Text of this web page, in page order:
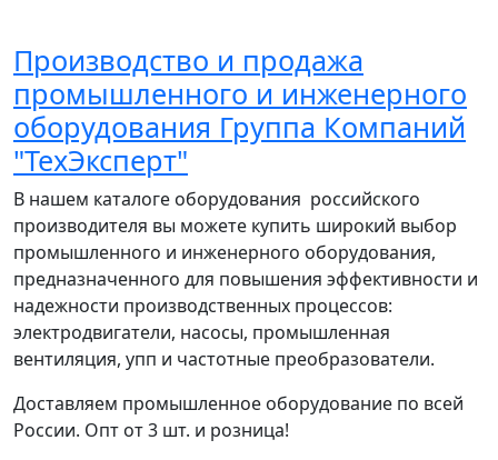
Производство и продажа
промышленного и инженерного
оборудования Группа Компаний
"ТехЭксперт"
В нашем каталоге оборудования российского
производителя вы можете купить широкий выбор
промышленного и инженерного оборудования,
предназначенного для повышения эффективности и
надежности производственных процессов:
электродвигатели, насосы, промышленная
вентиляция, упп и частотные преобразователи.
Доставляем промышленное оборудование по всей
России. Опт от 3 шт. и розница!